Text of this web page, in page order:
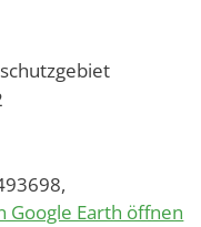
Google Earth öffnen